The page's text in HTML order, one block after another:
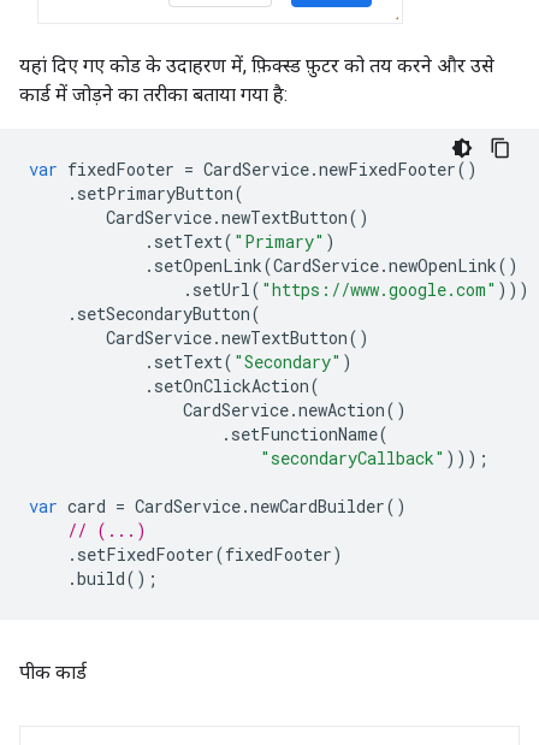
यहां दिए गए कोड के उदाहरण में, फ़िक्स्ड फ़ुटर को तय करने और उसे
कार्ड में जोड़ने का तरीका बताया गया है:
var fixedFooter = CardService.newFixedFooter()
. setPrimaryButton(
CardService.newTextButton()
. setText( "Primary" )
. setOpenLink(CardService.newOpenLink()
. setUrl( "https://www.google.com" )))
. setSecondaryButton(
CardService.newTextButton()
. setText( "Secondary" )
. setOnClickAction(
CardService.newAction()
. setFunctionName(
"secondaryCallback" )));
var card = CardService.newCardBuilder()
// (...)
. setFixedFooter(fixedFooter)
.build();
पीक कार्ड